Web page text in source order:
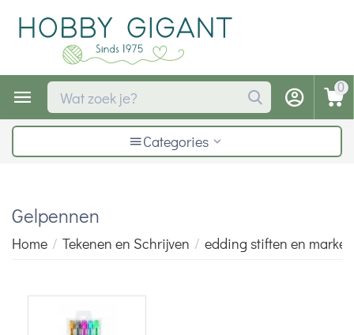
0
Categories
Gelpennen
Home / Tekenen en Schrijven / edding stiften en